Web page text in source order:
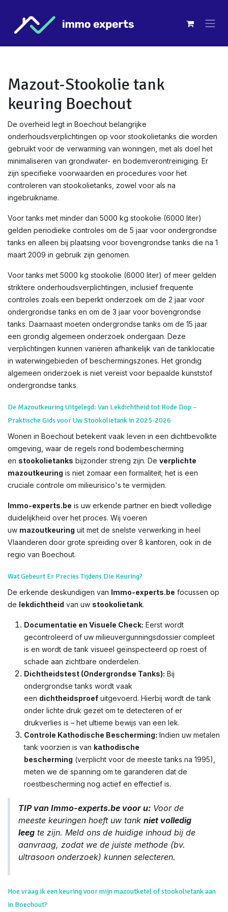
Mazout-Stookolie tank
keuring Boechout
De overheid legt in Boechout belangrijke
onderhoudsverplichtingen op voor stookolietanks die worden
gebruikt voor de verwarming van woningen, met als doel het
minimaliseren van grondwater- en bodemverontreiniging. Er
zijn specifieke voorwaarden en procedures voor het
controleren van stookolietanks, zowel voor als na
ingebruikname.
Voor tanks met minder dan 5000 kg stookolie (6000 liter)
gelden periodieke controles om de 5 jaar voor ondergrondse
tanks en alleen bij plaatsing voor bovengrondse tanks die na 1
maart 2009 in gebruik zijn genomen.
Voor tanks met 5000 kg stookolie (6000 liter) of meer gelden
striktere onderhoudsverplichtingen, inclusief frequente
controles zoals een beperkt onderzoek om de 2 jaar voor
ondergrondse tanks en om de 3 jaar voor bovengrondse
tanks. Daarnaast moeten ondergrondse tanks om de 15 jaar
een grondig algemeen onderzoek ondergaan. Deze
verplichtingen kunnen variëren afhankelijk van de tanklocatie
in waterwingebieden of beschermingszones. Het grondig
algemeen onderzoek is niet vereist voor bepaalde kunststof
ondergrondse tanks.
De Mazoutkeuring Uitgelegd: Van Lekdichtheid tot Rode Dop –
Praktische Gids voor Uw Stookolietank in 2025-2026
Wonen in Boechout betekent vaak leven in een dichtbevolkte
omgeving, waar de regels rond bodembescherming
en stookolietanks bijzonder streng zijn. De verplichte
mazoutkeuring is niet zomaar een formaliteit; het is een
cruciale controle om milieurisico's te vermijden.
Immo-experts.be is uw erkende partner en biedt volledige
duidelijkheid over het proces. Wij voeren
uw mazoutkeuring uit met de snelste verwerking in heel
Vlaanderen door grote spreiding over 8 kantoren, ook in de
regio van Boechout.
Wat Gebeurt Er Precies Tijdens Die Keuring?
De erkende deskundigen van Immo-experts.be focussen op
de lekdichtheid van uw stookolietank.
Documentatie en Visuele Check: Eerst wordt
gecontroleerd of uw milieuvergunningsdossier compleet
is en wordt de tank visueel geïnspecteerd op roest of
schade aan zichtbare onderdelen.
Dichtheidstest (Ondergrondse Tanks): Bij
ondergrondse tanks wordt vaak
een dichtheidsproef uitgevoerd. Hierbij wordt de tank
onder lichte druk gezet om te detecteren of er
drukverlies is – het ultieme bewijs van een lek.
Controle Kathodische Bescherming: Indien uw metalen
tank voorzien is van kathodische
bescherming (verplicht voor de meeste tanks na 1995),
meten we de spanning om te garanderen dat de
roestbescherming nog actief en effectief is.
TIP van Immo-experts.be voor u: Voor de
meeste keuringen hoeft uw tank niet volledig
leeg te zijn. Meld ons de huidige inhoud bij de
aanvraag, zodat we de juiste methode (bv.
ultrasoon onderzoek) kunnen selecteren.
Hoe vraag ik een keuring voor mijn mazoutketel of stookolietank aan
in Boechout?